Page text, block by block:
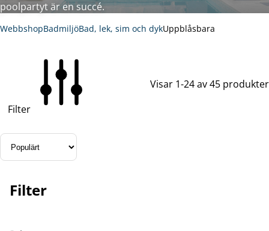
poolpartyt är en succé.
WebbshopBadmiljöBad, lek, sim och dykUppblåsbara
Filter
Visar 1-24 av 45 produkter
Filter